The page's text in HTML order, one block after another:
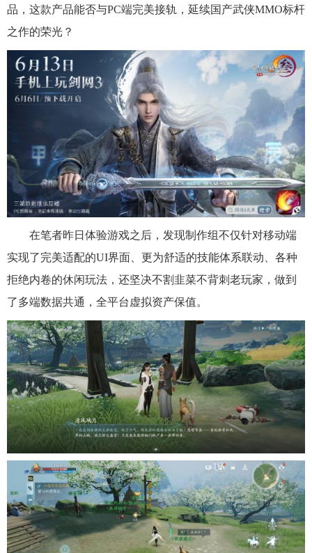
品，这款产品能否与PC端完美接轨，延续国产武侠MMO标杆
之作的荣光？
在笔者昨日体验游戏之后，发现制作组不仅针对移动端
实现了完美适配的UI界面、更为舒适的技能体系联动、各种
拒绝内卷的休闲玩法，还坚决不割韭菜不背刺老玩家，做到
了多端数据共通，全平台虚拟资产保值。